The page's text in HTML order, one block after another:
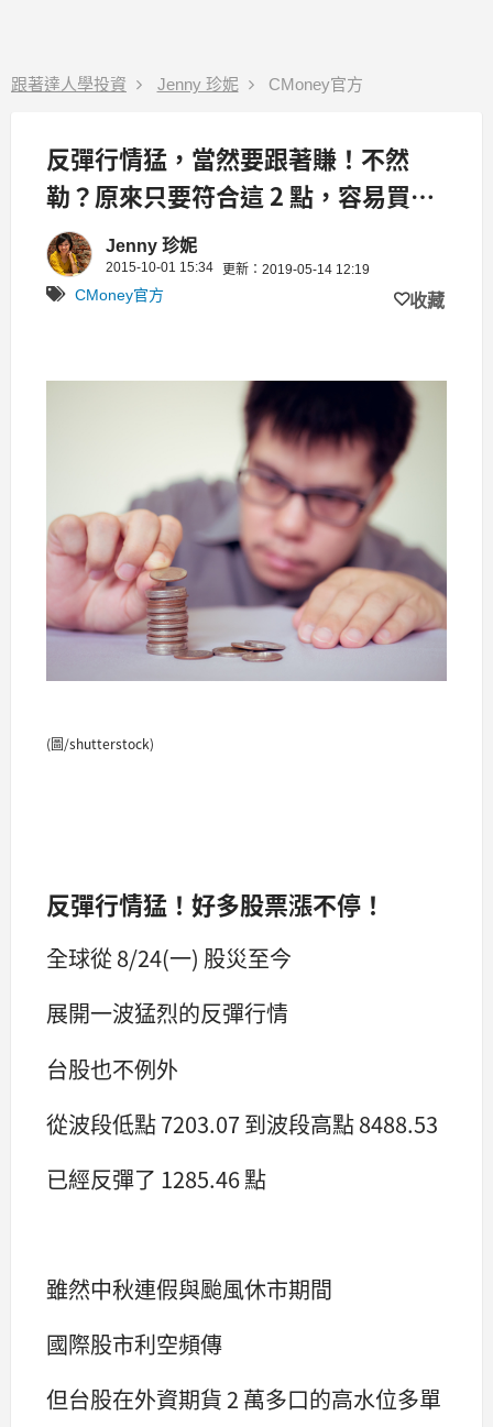
跟著達人學投資 Jenny 珍妮 CMoney官方
反彈行情猛，當然要跟著賺！不然
勒？原來只要符合這 2 點，容易買在
起漲點！Jenny 珍妮
2015-10-01 15:34 更新：2019-05-14 12:19
CMoney官方 收藏
(圖/shutterstock)
反彈行情猛！好多股票漲不停！
全球從 8/24(一) 股災至今
展開一波猛烈的反彈行情
台股也不例外
從波段低點 7203.07 到波段高點 8488.53
已經反彈了 1285.46 點
雖然中秋連假與颱風休市期間
國際股市利空頻傳
但台股在外資期貨 2 萬多口的高水位多單